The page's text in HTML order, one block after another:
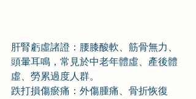
肝腎虧虛諸證：腰膝酸軟、筋骨無力、
頭暈耳鳴，常見於中老年體虛、產後體
虛、勞累過度人群。
跌打損傷瘀痛：外傷腫痛、骨折恢復